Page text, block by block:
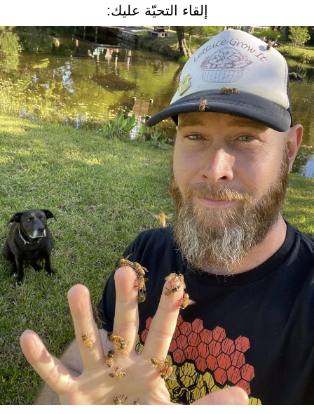
إلقاء التحيّة عليك: